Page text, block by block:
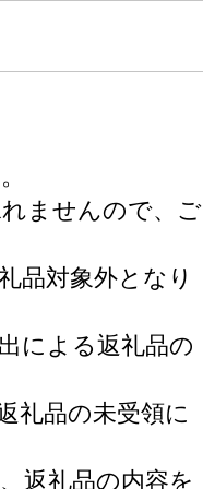
ませんので、ご
品対象外となり
による返礼品の
礼品の未受領に
返礼品の内容を